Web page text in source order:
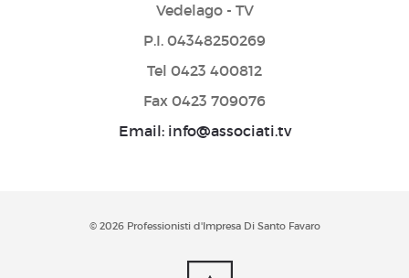
Vedelago - TV
P.I. 04348250269
Tel 0423 400812
Fax 0423 709076
Email: info@associati.tv
© 2026 Professionisti d'Impresa Di Santo Favaro